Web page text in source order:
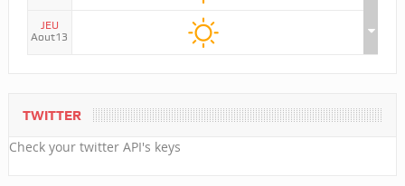
JEU
Aout13
TWITTER
Check your twitter API's keys